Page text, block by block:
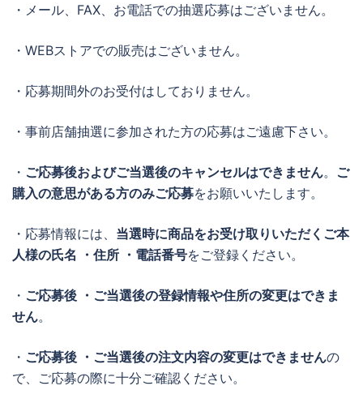
・メール、FAX、お電話での抽選応募はございません。
・WEBストアでの販売はございません。
・応募期間外のお受付はしておりません。
・事前店舗抽選に参加された方の応募はご遠慮下さい。
・ ご応募後およびご当選後のキャンセルはできません。 ご
購入の意思がある方のみご応募をお願いいたします。
・応募情報には、 当選時に商品をお受け取りいただくご本
人様の氏名 ・住所 ・電話番号をご登録ください。
・ ご応募後 ・ご当選後の登録情報や住所の変更はできま
せん。
・ ご応募後 ・ご当選後の注文内容の変更はできませんの
で、ご応募の際に十分ご確認ください。